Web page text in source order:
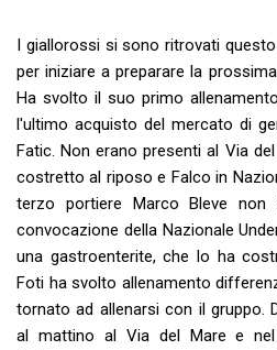
I giallorossi si sono ritrovati
per iniziare a preparare la
Ha svolto il suo primo
l'ultimo acquisto del mercato di
Fatic. Non erano presenti al Via
costretto al riposo e Falco in
terzo portiere Marco Bleve non
convocazione della Nazionale
una gastroenterite, che lo ha
Foti ha svolto allenamento
tornato ad allenarsi con il gruppo.
al mattino al Via del Mare e